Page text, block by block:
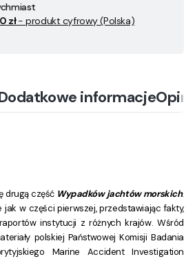
zł- produkt cyfrowy (Polska)
informacje
drugą część Wypadków jachtów morskich.
jak w części pierwszej, przedstawiając fakty,
instytucji z różnych krajów. Wśród
polskiej PaństwowejKomisji Badania
Marine Accident Investigation